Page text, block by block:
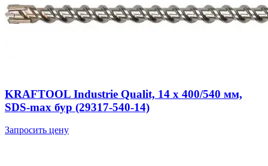
KRAFTOOL Industrie Qualit, 14 x 400/540 мм,
SDS-max бур (29317-540-14)
Запросить цену